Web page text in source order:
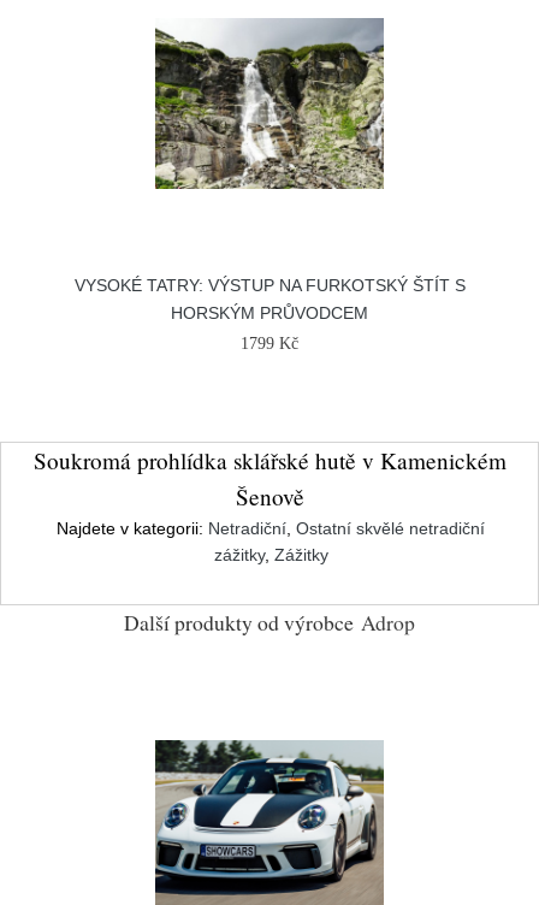
VYSOKÉ TATRY: VÝSTUP NA FURKOTSKÝ ŠTÍT S
HORSKÝM PRŮVODCEM
1799 Kč
Soukromá prohlídka sklářské hutě v Kamenickém
Šenově
Najdete v kategorii: Netradiční Ostatní skvělé netradiční
zážitky, Zážitky
Další produkty od výrobce Adrop